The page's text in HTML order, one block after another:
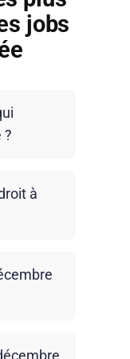
jobs
?
à
toutefois
selon